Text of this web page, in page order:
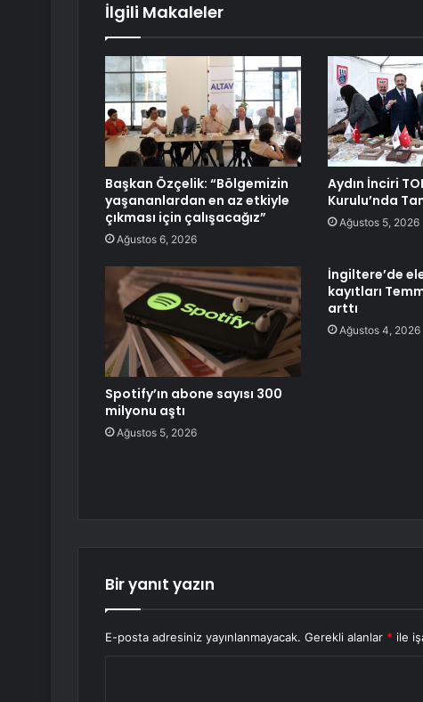
İlgili Makaleler
Başkan Özçelik: “Bölgemizin
yaşananlardan en az etkiyle
çıkması için çalışacağız”
Ağustos 6, 2026
Aydın İnciri
Kurulu’nda
Ağustos 5, 2026
Spotify’ın abone sayısı 300
milyonu aştı
Ağustos 5, 2026
İngiltere’de
kayıtları
arttı
Ağustos 4, 2026
Bir yanıt yazın
E-posta adresiniz yayınlanmayacak. Gerekli alanlar * ile